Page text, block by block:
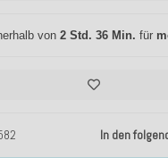
In den
von 2 Std. 36 Min. für